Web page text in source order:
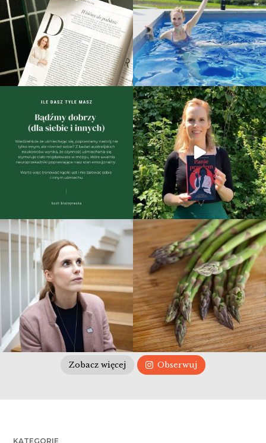
Zobacz więcej Obserwuj
KATEGORIE